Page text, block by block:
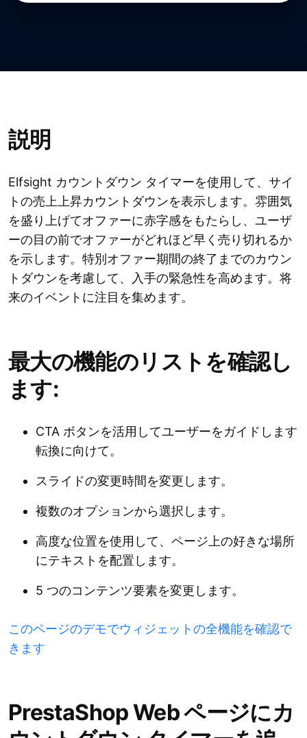
説明
Elfsight カウントダウン タイマーを使用して、サイ
トの売上上昇カウントダウンを表示します。雰囲気
を盛り上げてオファーに赤字感をもたらし、ユーザ
ーの目の前でオファーがどれほど早く売り切れるか
を示します。特別オファー期間の終了までのカウン
トダウンを考慮して、入手の緊急性を高めます。将
来のイベントに注目を集めます。
最大の機能のリストを確認し
ます:
CTA ボタンを活用してユーザーをガイドします
転換に向けて。
スライドの変更時間を変更します。
複数のオプションから選択します。
高度な位置を使用して、ページ上の好きな場所
にテキストを配置します。
5 つのコンテンツ要素を変更します。
このページのデモでウィジェットの全機能を確認で
きます
PrestaShop Web ページにカ